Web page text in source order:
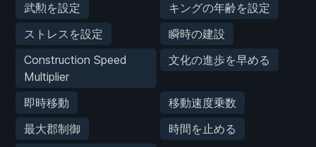
武勲を設定
キングの年齢を設定
ストレスを設定
瞬時の建設
Construction Speed
Multiplier
文化の進歩を早める
即時移動
移動速度乗数
最大郡制御
時間を止める